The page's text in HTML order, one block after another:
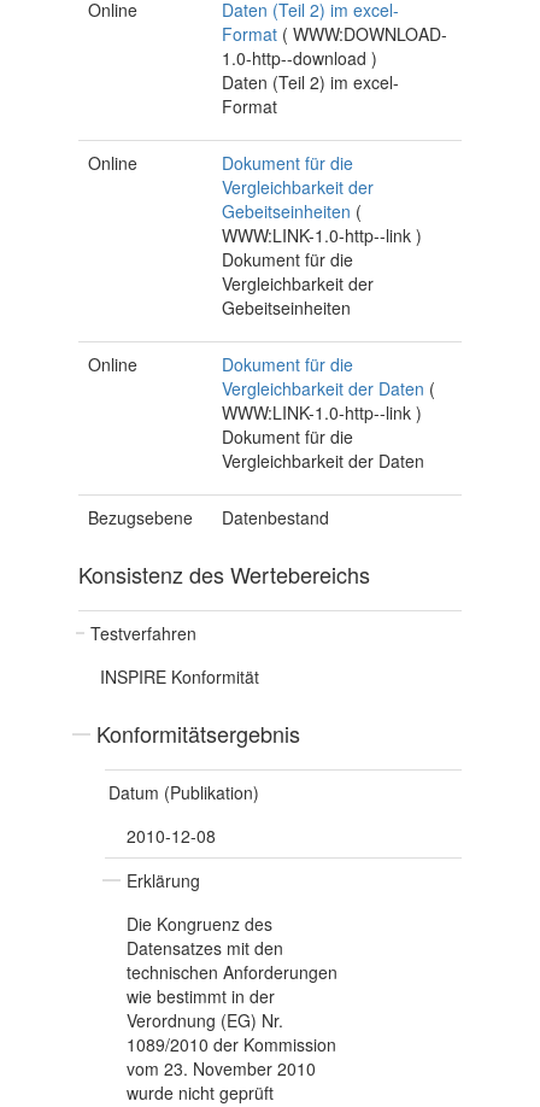
Online
Daten (Teil 2) im excel-
Format (WWW:DOWNLOAD-
1.0-http--download)
Daten (Teil 2) im excel-
Format
Online
Dokument für die
Vergleichbarkeit der
Gebeitseinheiten (
WWW:LINK-1.0-http--link)
Dokument für die
Vergleichbarkeit der
Gebeitseinheiten
Online
Dokument für die
Vergleichbarkeit der Daten (
WWW:LINK-1.0-http--link)
Dokument für die
Vergleichbarkeit der Daten
Bezugsebene Datenbestand
Konsistenz des Wertebereichs
Testverfahren
INSPIRE Konformität
Konformitätsergebnis
Datum (Publikation)
2010-12-08
Erklärung
Die Kongruenz des
Datensatzes mit den
technischen Anforderungen
wie bestimmt in der
Verordnung (EG) Nr.
1089/2010 der Kommission
vom 23. November 2010
wurde nicht geprüft